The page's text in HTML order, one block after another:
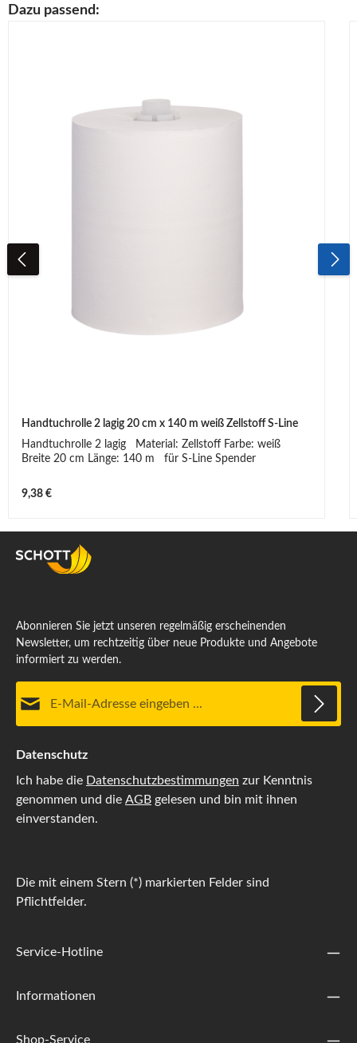
Produktgalerie überspringen
Dazu passend:
Handtuchrolle 2 lagig 20 cm x 140 m weiß Zellstoff S-Line
Handtuchrolle 2 lagig Material: Zellstoff Farbe: weiß
Breite 20 cm Länge: 140 m für S-Line Spender
Regulärer Preis:
9,38 €
Abonnieren Sie jetzt unseren regelmäßig erscheinenden
Newsletter, um rechtzeitig über neue Produkte und Angebote
informiert zu werden.
Datenschutz
Ich habe die Datenschutzbestimmungen zur Kenntnis
genommen und die AGB gelesen und bin mit ihnen
einverstanden.
Die mit einem Stern (*) markierten Felder sind
Pflichtfelder.
Service-Hotline
Informationen
Shop-Service